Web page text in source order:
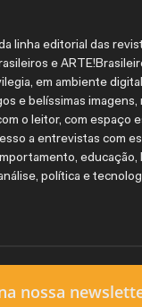
linha editorial das
e
em ambiente
e belíssimas imagens,
o leitor, com espaço
a entrevistas com
educação,
política e
nossa